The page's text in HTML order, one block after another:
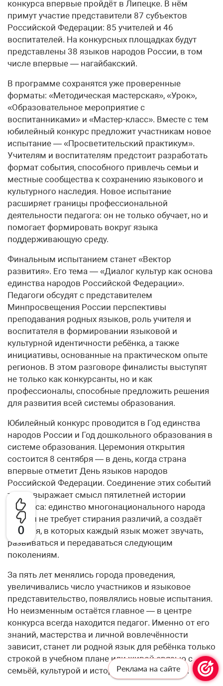
0
конкурса впервые пройдёт в Липецке. В нём
примут участие представители 87 субъектов
Российской Федерации: 85 учителей и 46
воспитателей. На конкурсных площадках будут
представлены 38 языков народов России, в том
числе впервые — нагайбакский.
В программе сохранятся уже проверенные
форматы: «Методическая мастерская», «Урок»,
«Образовательное мероприятие с
воспитанниками» и «Мастер-класс». Вместе с тем
юбилейный конкурс предложит участникам новое
испытание — «Просветительский практикум».
Учителям и воспитателям предстоит разработать
формат события, способного привлечь семьи и
местные сообщества к сохранению языкового и
культурного наследия. Новое испытание
расширяет границы профессиональной
деятельности педагога: он не только обучает, но и
помогает формировать вокруг языка
поддерживающую среду.
Финальным испытанием станет «Вектор
развития». Его тема — «Диалог культур как основа
единства народов Российской Федерации».
Педагоги обсудят с представителем
Минпросвещения России перспективы
преподавания родных языков, роль учителя и
воспитателя в формировании языковой и
культурной идентичности ребёнка, а также
инициативы, основанные на практическом опыте
регионов. В этом разговоре финалисты выступят
не только как конкурсанты, но и как
профессионалы, способные предложить решения
для развития всей системы образования.
Юбилейный конкурс проводится в Год единства
народов России и Год дошкольного образования в
системе образования. Церемония открытия
состоится 8 сентября — в день, когда страна
впервые отметит День языков народов
Российской Федерации. Соединение этих событий
точно выражает смысл пятилетней истории
конкурса: единство многонационального народа
России не требует стирания различий, а создаёт
условия, в которых каждый язык может звучать,
развиваться и передаваться следующим
поколениям.
За пять лет менялись города проведения,
увеличивались число участников и языковое
представительство, появлялись новые испытания.
Но неизменным остаётся главное — в центре
конкурса всегда находится педагог. Именно от его
знаний, мастерства и личной вовлечённости
зависит, станет ли родной язык для ребёнка только
строкой в учебном плане или живой связью с
семьёй, культурой и историей своего народа.
Реклама на сайте